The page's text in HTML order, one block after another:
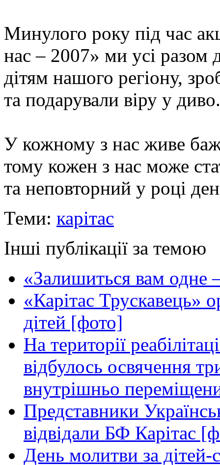
Минулого року під час
нас – 2007» ми усі
дітям нашого регіону,
та подарували віру у диво.
У кожному з нас живе
тому кожен з нас може
та неповторний у році
Теми: карітас
Інші публікації за темою
«Залишиться вам
«Карітас Трускавець»
дітей [фото]
На території
відбулось освячення
внутрішньо
Представники
відвідали БФ Карітас
День молитви за дітей-